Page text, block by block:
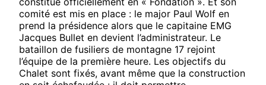
comité est mis en place : le major Paul Wolf en
prend la présidence alors que le capitaine EMG
Jacques Bullet en devient l’administrateur. Le
bataillon de fusiliers de montagne 17 rejoint
l’équipe de la première heure. Les objectifs du
Chalet sont fixés, avant même que la construction